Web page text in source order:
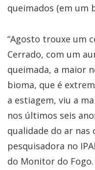
queimados (em um
“Agosto trouxe um
Cerrado, com um
queimada, a maior
bioma, que é
a estiagem, viu a
nos últimos seis
qualidade do ar nas
pesquisadora no
do Monitor do